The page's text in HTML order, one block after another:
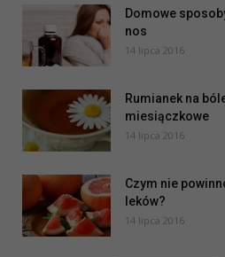
Domowe
nos
14 lipca 2016
Rumianek na
miesiączkowe
14 lipca 2016
Czym nie
leków?
14 lipca 2016